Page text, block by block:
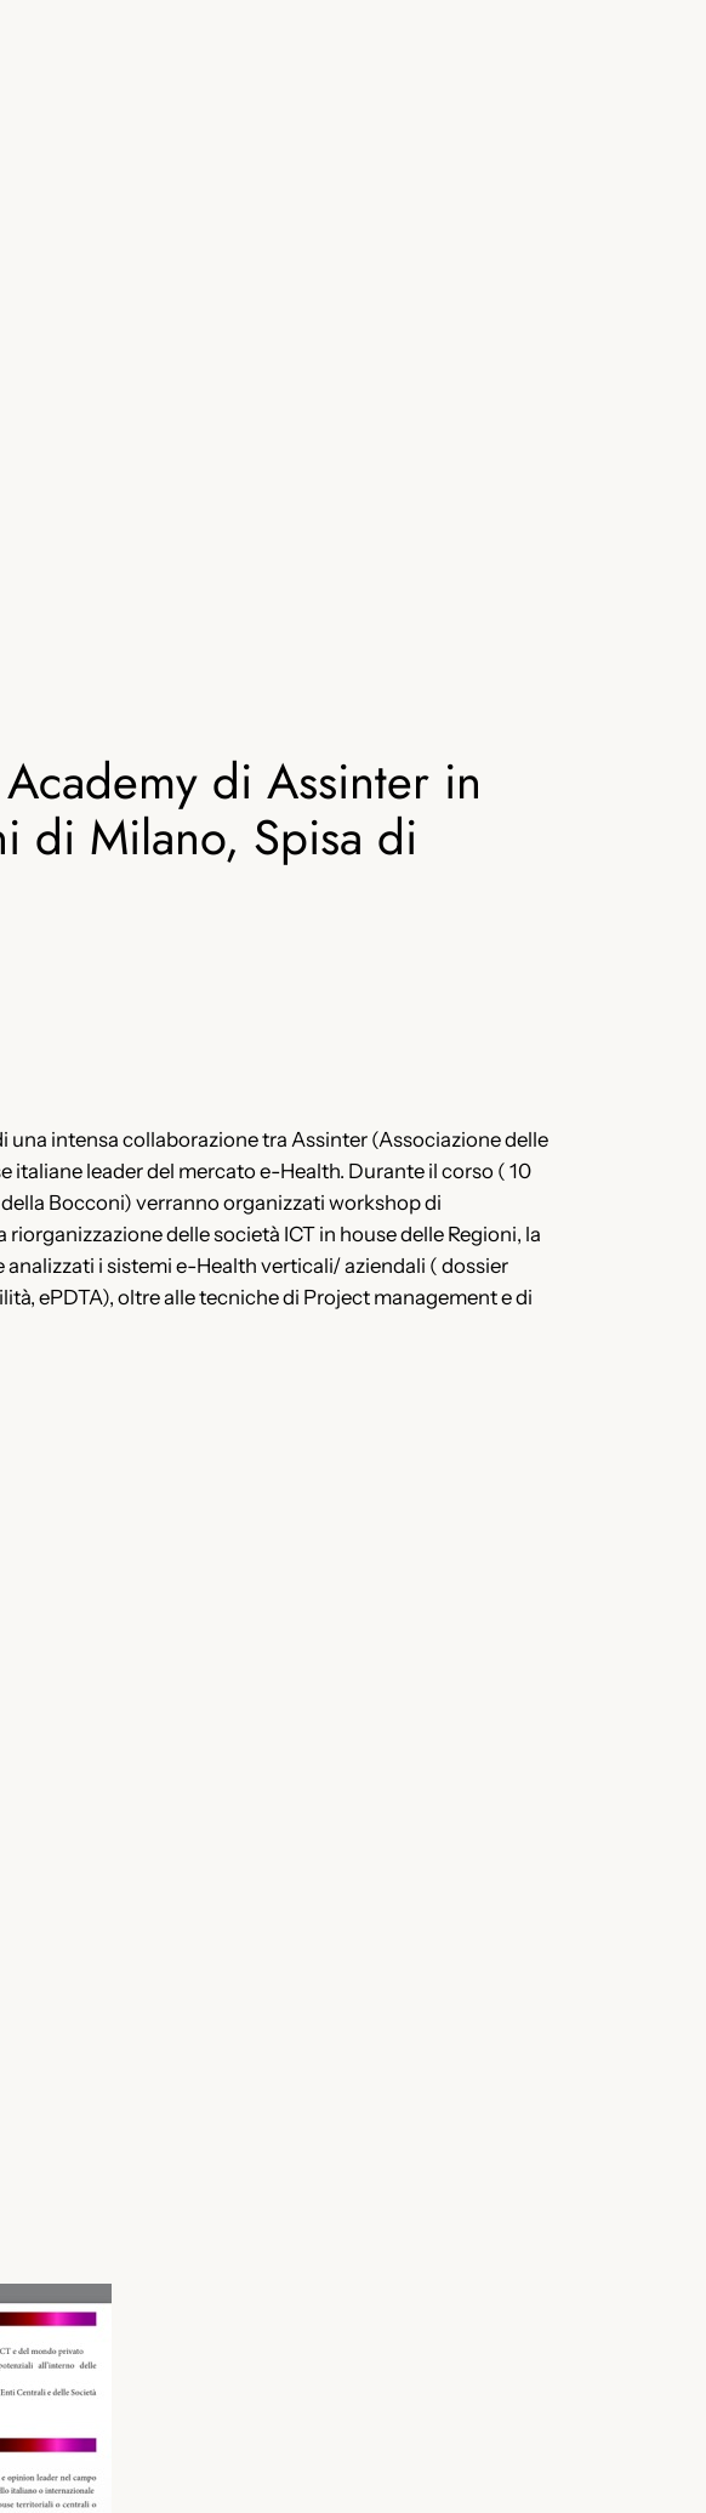
di Assinter in
di Milano, Spisa di
intensa collaborazione tra Assinter (Associazione delle
italiane leader del mercato e-Health. Durante il corso ( 10
Bocconi) verranno organizzati workshop di
delle società ICT in house delle Regioni, la
i sistemi e-Health verticali/ aziendali ( dossier
ePDTA), oltre alle tecniche di Project management e di